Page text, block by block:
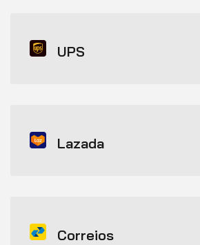
UPS
Lazada
Correios